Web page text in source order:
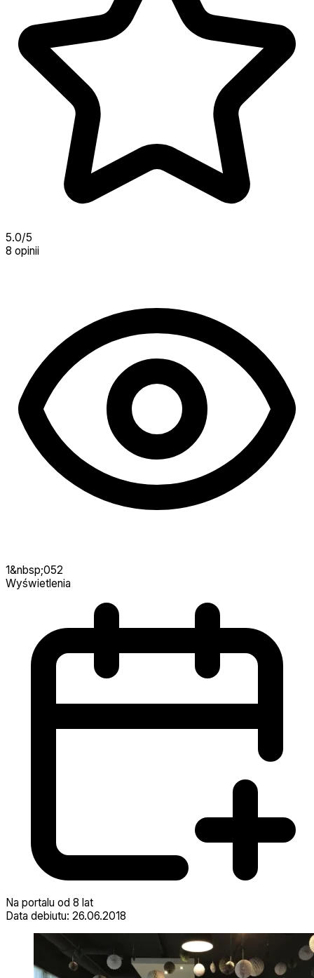
5.0/5
8 opinii
1&nbsp;052
Wyświetlenia
Na portalu od 8 lat
Data debiutu: 26.06.2018